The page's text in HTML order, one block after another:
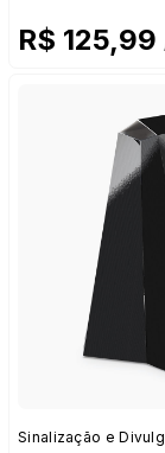
R$ 125,99
Sinalização e